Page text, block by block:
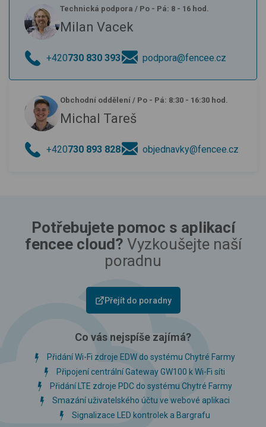
Technická podpora / Po - Pá: 8 - 16 hod.
Milan Vacek
+420730 830 393 podpora@fencee.cz
Obchodní oddělení / Po - Pá: 8:30 - 16:30 hod.
Michal Tareš
+420730 893 828 objednavky@fencee.cz
Potřebujete pomoc s aplikací
fencee cloud? Vyzkoušejte naší
poradnu
Přejít do poradny
Co vás nejspíše zajímá?
Přidání Wi-Fi zdroje EDW do systému Chytré Farmy
Připojení centrální Gateway GW100 k Wi-Fi síti
Přidání LTE zdroje PDC do systému Chytré Farmy
Smazání uživatelského účtu ve webové aplikaci
Signalizace LED kontrolek a Bargrafu